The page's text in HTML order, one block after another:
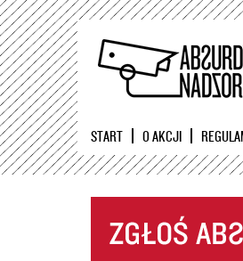
START O AKCJI